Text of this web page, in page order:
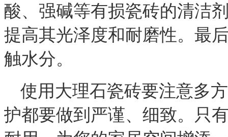
酸、强碱等有损瓷砖的清洁
提高其光泽度和耐磨性。最
触水分。
使用大理石瓷砖要注意多
护都要做到严谨、细致。只